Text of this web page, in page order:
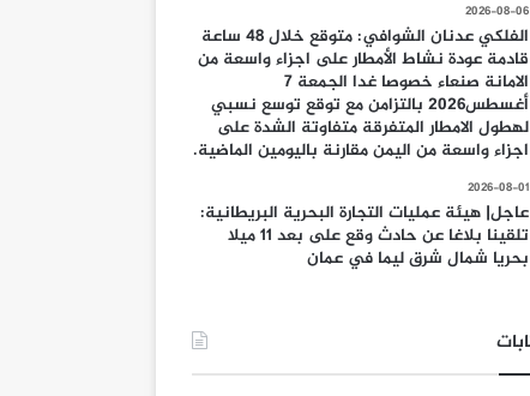
2026-08-06
الفلكي عدنان الشوافي: متوقع خلال 48 ساعة
قادمة عودة نشاط الأمطار على اجزاء واسعة من
الامانة صنعاء خصوصا غدا الجمعة 7
أغسطس2026 بالتزامن مع توقع توسع نسبي
لهطول الامطار المتفرقة متفاوتة الشدة على
اجزاء واسعة من اليمن مقارنة باليومين الماضية.
2026-08-01
عاجل| هيئة عمليات التجارة البحرية البريطانية:
تلقينا بلاغا عن حادث وقع على بعد 11 ميلا
بحريا شمال شرق ليما في عمان